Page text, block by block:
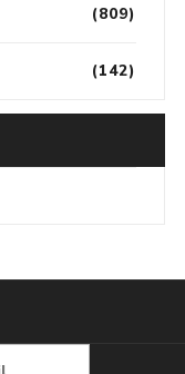
(809)
(142)